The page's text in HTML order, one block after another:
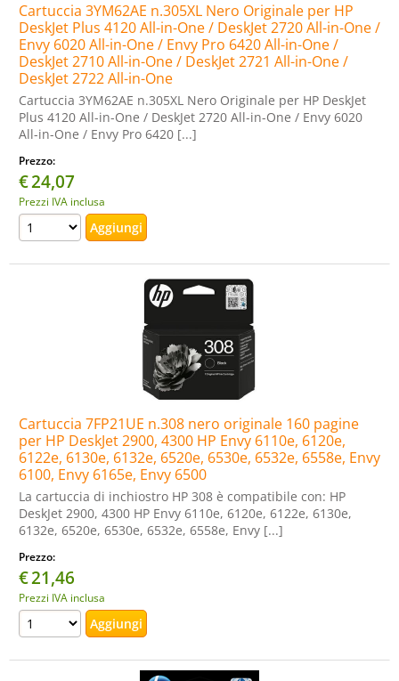
Cartuccia 3YM62AE n.305XL Nero Originale per HP
DeskJet Plus 4120 All-in-One / DeskJet 2720 All-in-One /
Envy 6020 All-in-One / Envy Pro 6420 All-in-One /
DeskJet 2710 All-in-One / DeskJet 2721 All-in-One /
DeskJet 2722 All-in-One
Cartuccia 3YM62AE n.305XL Nero Originale per HP DeskJet
Plus 4120 All-in-One / DeskJet 2720 All-in-One / Envy 6020
All-in-One / Envy Pro 6420 [...]
Prezzo:
€24,07
Prezzi IVA inclusa
Cartuccia 7FP21UE n.308 nero originale 160 pagine
per HP DeskJet 2900, 4300 HP Envy 6110e, 6120e,
6122e, 6130e, 6132e, 6520e, 6530e, 6532e, 6558e, Envy
6100, Envy 6165e, Envy 6500
La cartuccia di inchiostro HP 308 è compatibile con: HP
DeskJet 2900, 4300 HP Envy 6110e, 6120e, 6122e, 6130e,
6132e, 6520e, 6530e, 6532e, 6558e, Envy [...]
Prezzo:
€21,46
Prezzi IVA inclusa